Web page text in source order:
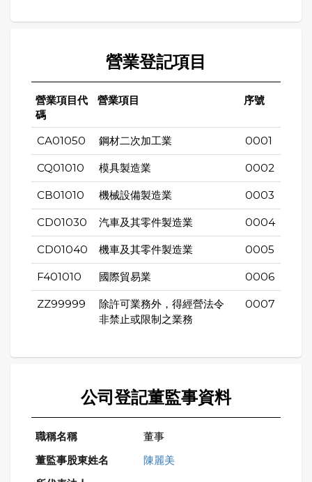
營業登記項目
營業項目代
碼
營業項目 序號
CA01050 鋼材二次加工業 0001
CQ01010 模具製造業 0002
CB01010 機械設備製造業 0003
CD01030 汽車及其零件製造業 0004
CD01040 機車及其零件製造業 0005
F401010 國際貿易業 0006
ZZ99999
除許可業務外，得經營法令
非禁止或限制之業務
0007
公司登記董監事資料
董事
陳麗美